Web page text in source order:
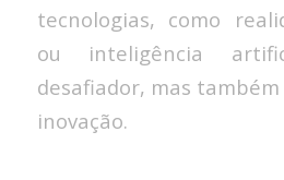
tecnologias, como
ou inteligência
desafiador, mas
inovação.